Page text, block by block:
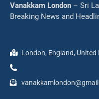
Vanakkam London – Sri
Breaking News and
London, England, United